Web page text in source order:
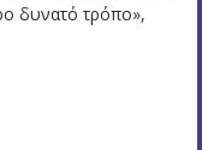
δυνατό τρόπο»,